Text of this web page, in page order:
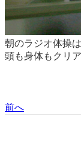
朝のラジオ体操
頭も身体もクリ
前へ